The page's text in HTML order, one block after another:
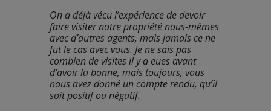
On a déjà vécu l’expérience de devoir
faire visiter notre propriété nous-mêmes
avec d’autres agents, mais jamais ce ne
fut le cas avec vous. Je ne sais pas
combien de visites il y a eues avant
d’avoir la bonne, mais toujours, vous
nous avez donné un compte rendu, qu’il
soit positif ou négatif.